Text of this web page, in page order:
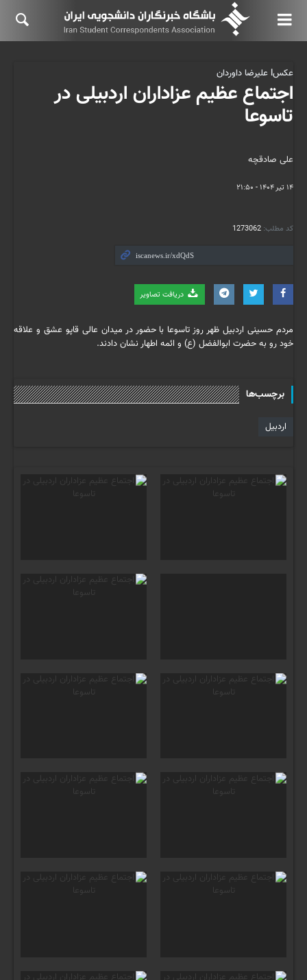
علی صادقچه
۱۴ تیر ۱۴۰۴ - ۲۱:۵۰
کد مطلب: 1273062
دریافت تصاویر
عکسl علیرضا داوردان
اجتماع عظیم عزاداران اردبیلی در
تاسوعا
مردم حسینی اردبیل ظهر روز تاسوعا با حضور در میدان عالی قاپو عشق و علاقه
خود رو به حضرت ابوالفضل (ع) و ائمه اطهار نشان دادند.
برچسب‌ها
اردبیل